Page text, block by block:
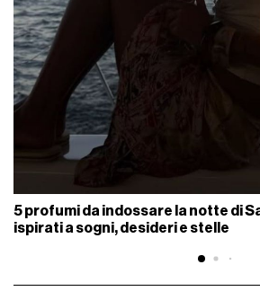
5 profumi da indossare la notte di
ispirati a sogni, desideri e stelle